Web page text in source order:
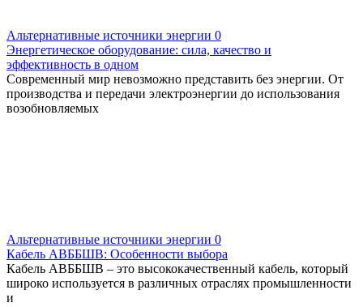
Альтернативные источники энергии 0
Энергетическое оборудование: сила, качество и
эффективность в одном
Современный мир невозможно представить без энергии. От
производства и передачи электроэнергии до использования
возобновляемых
Альтернативные источники энергии 0
Кабель АВББШВ: Особенности выбора
Кабель АВББШВ – это высококачественный кабель, который
широко используется в различных отраслях промышленности
и